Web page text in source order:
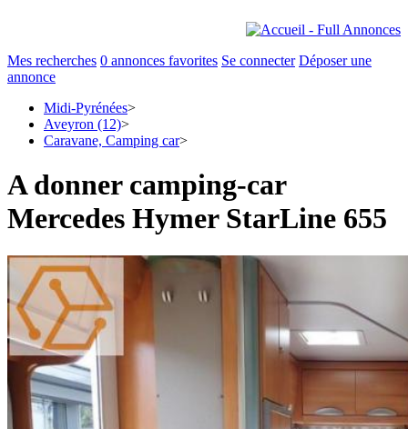
Mes recherches 0 annonces favorites Se connecter Déposer une
annonce
Midi-Pyrénées>
Aveyron (12)>
Caravane, Camping car>
A donner camping-car
Mercedes Hymer StarLine 655